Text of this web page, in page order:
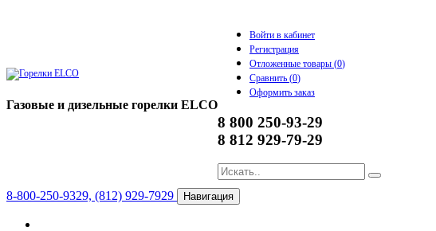
Газовые и дизельные горелки ELCO
Войти в кабинет
Регистрация
Отложенные товары (0)
Сравнить (0)
Оформить заказ
8 800 250-93-29
8 812 929-79-29
8-800-250-9329, (812) 929-7929 Навигация